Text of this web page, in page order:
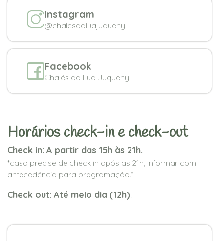
Instagram
@chalesdaluajuquehy
Facebook
Chalés da Lua Juquehy
Horários check-in e check-out
Check in: A partir das 15h às 21h.
*caso precise de check in após as 21h, informar com
antecedência para programação.*
Check out: Até meio dia (12h).